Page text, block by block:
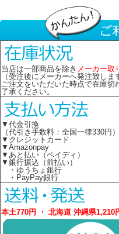
当店は一部商品を除き メーカー取
（受注後にメーカーへ発注致しま
ご注文をいただいた時点で在庫
了承ください。
▼代金引換
（代引き手数料：全国一律330円）
▼クレジットカード
▼Amazonpay
▼あと払い（ペイディ）
▼銀行振込（前払い）
・ゆうちょ銀行
・PayPay銀行
本土770円 ・ 北海道 沖縄県1,210